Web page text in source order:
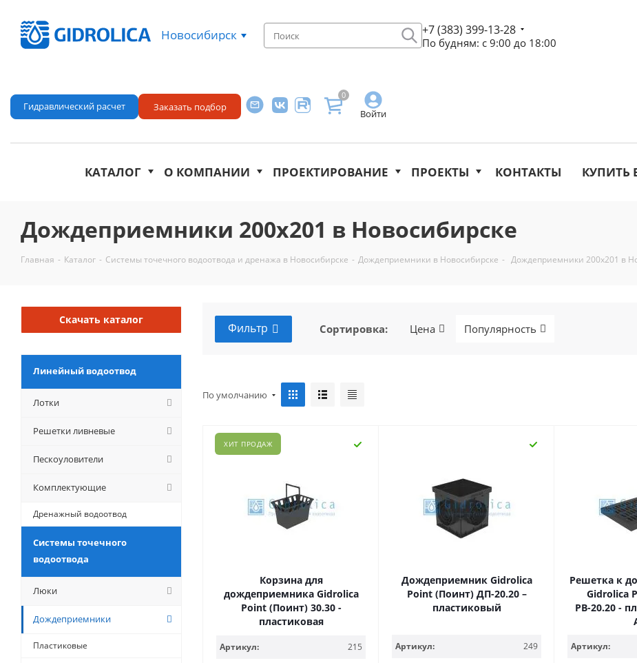
Новосибирск +7 (383) 399-13-28
По будням: с 9:00 до 18:00
Войти
0
Гидравлический расчет Заказать подбор
КАТАЛОГ О КОМПАНИИ ПРОЕКТИРОВАНИЕ ПРОЕКТЫ КОНТАКТЫ КУПИТЬ
Дождеприемники 200х201 в Новосибирске
Главная - Каталог - Системы точечного водоотвода и дренажа в Новосибирске - Дождеприемники в Новосибирске - Дождеприемники 200х201 в
Фильтр Сортировка: Цена Популярность
По умолчанию
ХИТ ПРОДАЖ
Корзина для
дождеприемника Gidrolica
Point (Поинт) 30.30 -
пластиковая
Артикул:
215
Дождеприемник Gidrolica
Point (Поинт) ДП-20.20 –
пластиковый
Артикул:
249
Решетка к
Gidrolica
РВ-20.20 -
Артикул:
Скачать каталог
Линейный водоотвод
Лотки
Решетки ливневые
Пескоуловители
Комплектующие
Дренажный водоотвод
Системы точечного
водоотвода
Люки
Дождеприемники
Пластиковые